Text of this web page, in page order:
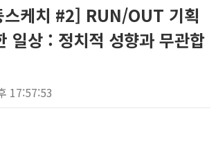
케치 #2] RUN/OUT 기획
일상 : 정치적 성향과 무관합
17:57:53